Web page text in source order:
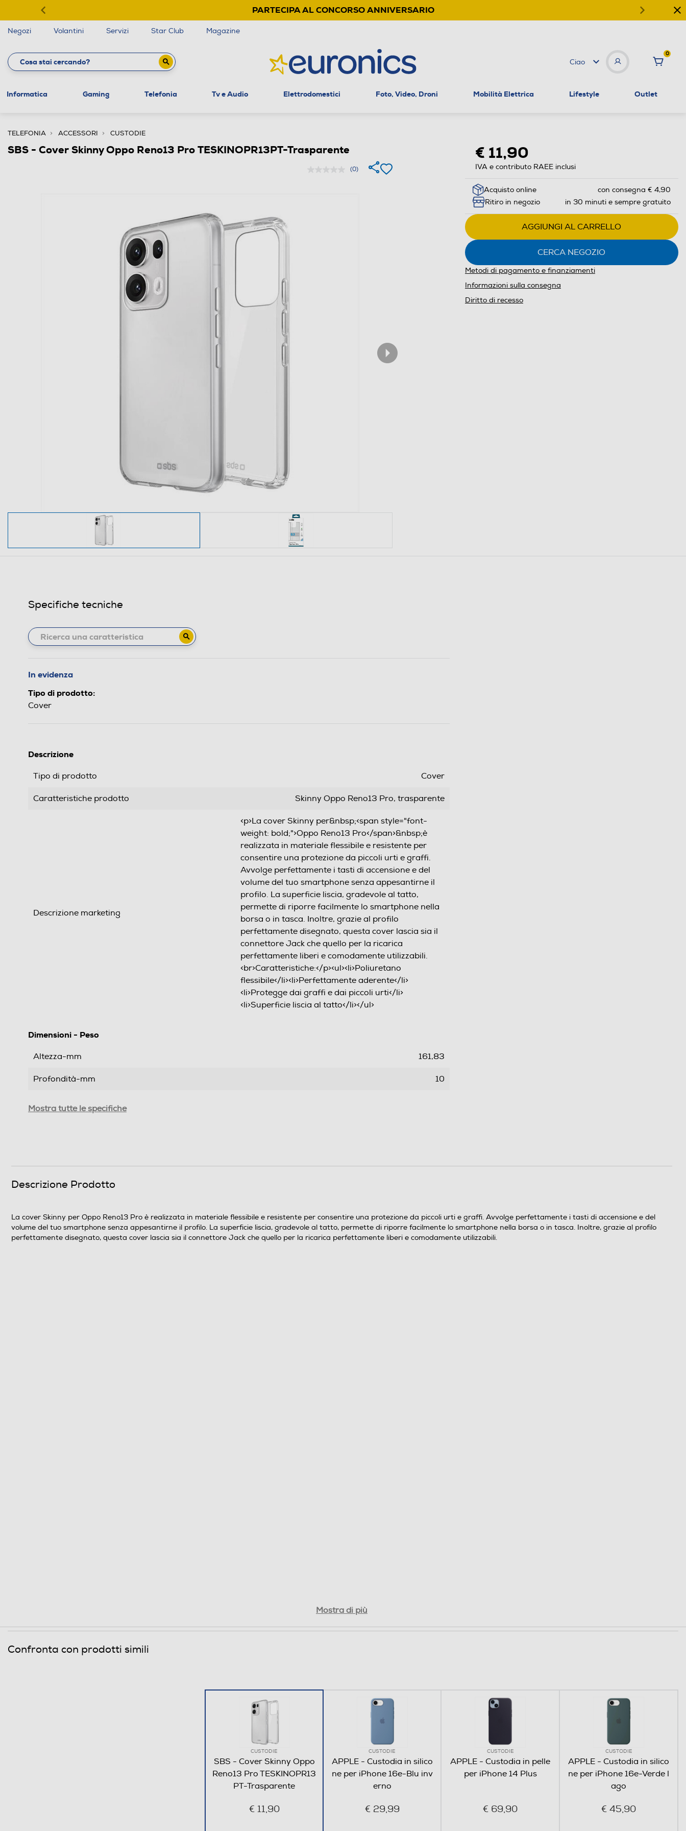
PARTECIPA AL CONCORSO ANNIVERSARIO
Negozi Volantini Servizi Star Club Magazine
Ciao
0
Informatica Gaming Telefonia Tv e Audio Elettrodomestici Foto, Video, Droni Mobilità Elettrica Lifestyle Outlet
TELEFONIA ACCESSORI CUSTODIE
SBS - Cover Skinny Oppo Reno13 Pro TESKINOPR13PT-Trasparente
(0)
€ 11,90
IVA e contributo RAEE inclusi
Acquisto online
con consegna € 4,90
Ritiro in negozio
in 30 minuti e sempre gratuito
AGGIUNGI AL CARRELLO
CERCA NEGOZIO
Metodi di pagamento e finanziamenti
Informazioni sulla consegna
Diritto di recesso
Specifiche tecniche
In evidenza
Tipo di prodotto:
Cover
Descrizione
Tipo di prodotto Cover
Caratteristiche prodotto Skinny Oppo Reno13 Pro, trasparente
Descrizione marketing
<p>La cover Skinny per&nbsp;<span style="font-
weight: bold;">Oppo Reno13 Pro</span>&nbsp;è
realizzata in materiale flessibile e resistente per
consentire una protezione da piccoli urti e graffi.
Avvolge perfettamente i tasti di accensione e del
volume del tuo smartphone senza appesantirne il
profilo. La superficie liscia, gradevole al tatto,
permette di riporre facilmente lo smartphone nella
borsa o in tasca. Inoltre, grazie al profilo
perfettamente disegnato, questa cover lascia sia il
connettore Jack che quello per la ricarica
perfettamente liberi e comodamente utilizzabili.
<br>Caratteristiche:</p><ul><li>Poliuretano
flessibile</li><li>Perfettamente aderente</li>
<li>Protegge dai graffi e dai piccoli urti</li>
<li>Superficie liscia al tatto</li></ul>
Dimensioni - Peso
Altezza-mm 161,83
Profondità-mm 10
Mostra tutte le specifiche
Descrizione Prodotto
La cover Skinny per Oppo Reno13 Pro è realizzata in materiale flessibile e resistente per consentire una protezione da piccoli urti e graffi. Avvolge perfettamente i tasti di accensione e del
volume del tuo smartphone senza appesantirne il profilo. La superficie liscia, gradevole al tatto, permette di riporre facilmente lo smartphone nella borsa o in tasca. Inoltre, grazie al profilo
perfettamente disegnato, questa cover lascia sia il connettore Jack che quello per la ricarica perfettamente liberi e comodamente utilizzabili.
Mostra di più
Confronta con prodotti simili
CUSTODIE
SBS - Cover Skinny Oppo
Reno13 Pro TESKINOPR13
PT-Trasparente
€ 11,90
CUSTODIE
APPLE - Custodia in silico
ne per iPhone 16e-Blu inv
erno
€ 29,99
CUSTODIE
APPLE - Custodia in pelle
per iPhone 14 Plus
€ 69,90
CUSTODIE
APPLE - Custodia in silico
ne per iPhone 16e-Verde l
ago
€ 45,90